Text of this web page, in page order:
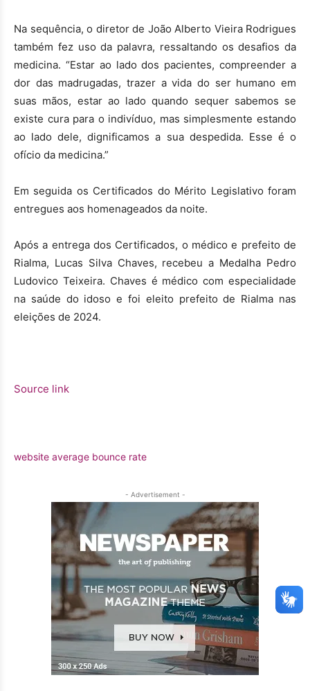
Na sequência, o diretor de João Alberto Vieira Rodrigues
também fez uso da palavra, ressaltando os desafios da
medicina. “Estar ao lado dos pacientes, compreender a
dor das madrugadas, trazer a vida do ser humano em
suas mãos, estar ao lado quando sequer sabemos se
existe cura para o indivíduo, mas simplesmente estando
ao lado dele, dignificamos a sua despedida. Esse é o
ofício da medicina.”
Em seguida os Certificados do Mérito Legislativo foram
entregues aos homenageados da noite.
Após a entrega dos Certificados, o médico e prefeito de
Rialma, Lucas Silva Chaves, recebeu a Medalha Pedro
Ludovico Teixeira. Chaves é médico com especialidade
na saúde do idoso e foi eleito prefeito de Rialma nas
eleições de 2024.
Source link
website average bounce rate
- Advertisement -